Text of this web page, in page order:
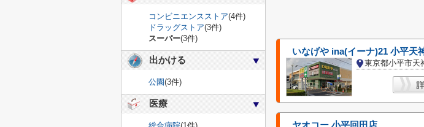
いなげや ina(イーナ)21 小平天
東京都小平市天
コンビニエンスストア(4件)
ドラッグストア(3件)
スーパー(3件)
出かける
公園(3件)
医療